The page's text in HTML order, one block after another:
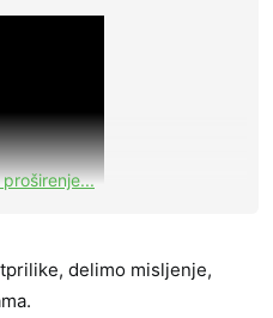
delimo misljenje,